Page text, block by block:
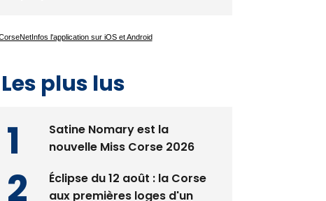
nouvelle Miss Corse 2026